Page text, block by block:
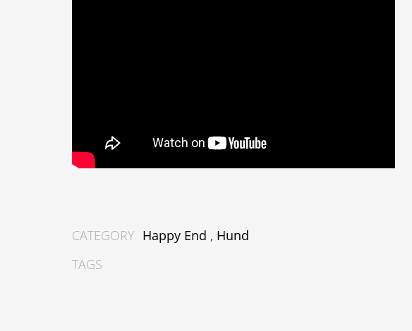
CATEGORY Happy End , Hund
TAGS